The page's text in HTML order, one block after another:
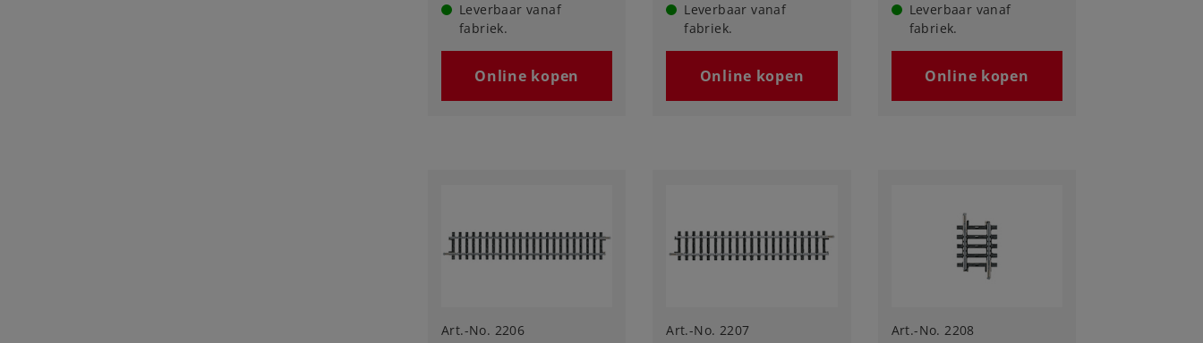
Leverbaar vanaf
fabriek.
Online kopen
Leverbaar vanaf
fabriek.
Online kopen
Leverbaar vanaf
fabriek.
Online kopen
Art.-No. 2206 Art.-No. 2207 Art.-No. 2208